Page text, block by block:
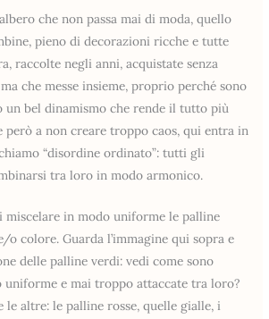
che non passa mai di moda, quello
pieno di decorazioni ricche e tutte
raccolte negli anni, acquistate senza
che messe insieme, proprio perché sono
un bel dinamismo che rende il tutto più
però a non creare troppo caos, qui entra in
“disordine ordinato”: tutti gli
tra loro in modo armonico.
miscelare in modo uniforme le palline
colore. Guarda l’immagine qui sopra e
delle palline verdi: vedi come sono
uniforme e mai troppo attaccate tra loro?
le altre: le palline rosse, quelle gialle, i